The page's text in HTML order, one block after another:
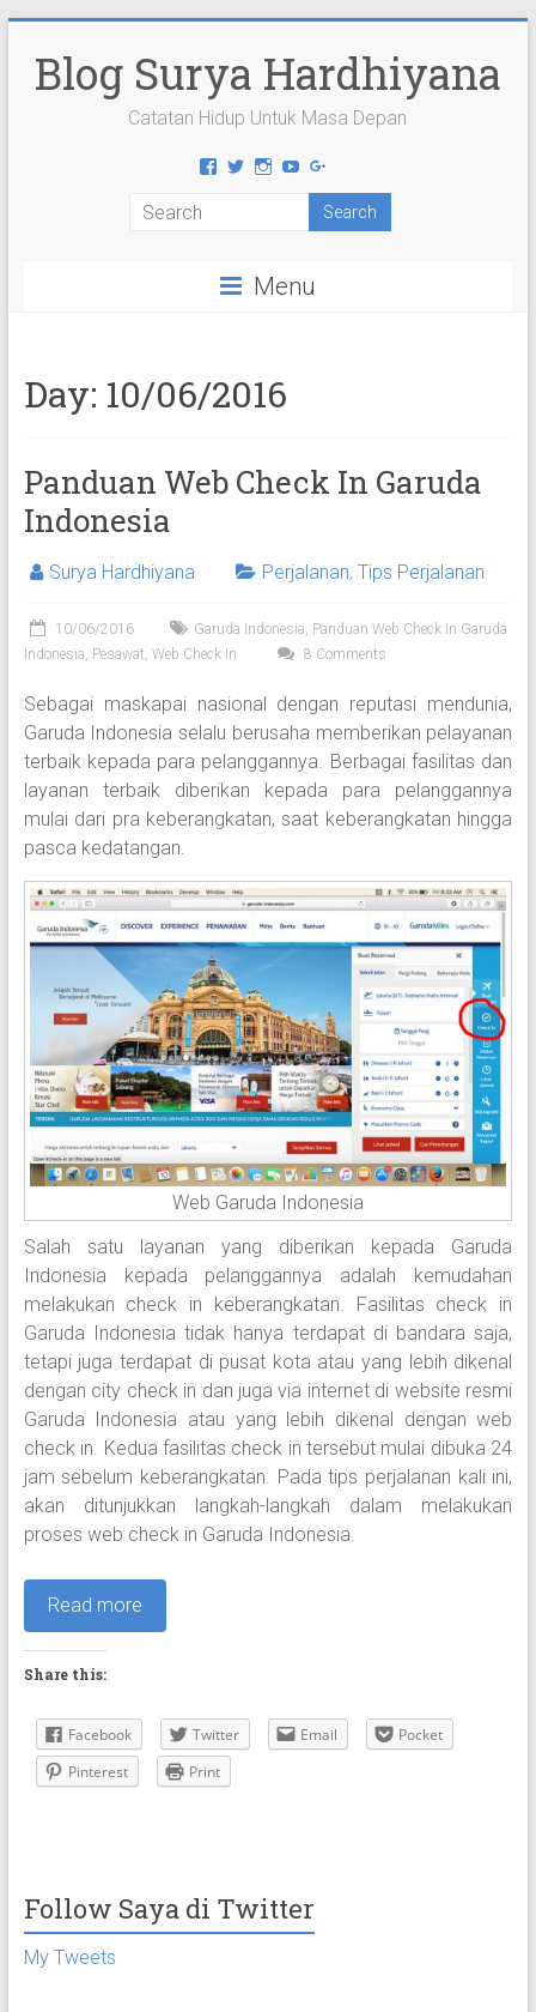
content
Blog Surya Hardhiyana
Catatan Hidup Untuk Masa Depan
ViewViewViewView
profileprofile
on
Menu
Day: 10/06/2016
Panduan Web Check In Garuda
Indonesia
Surya Hardhiyana Perjalanan, Tips Perjalanan
10/06/2016 Garuda Indonesia, Panduan Web Check In Garuda
Indonesia, Pesawat, Web Check In 8 Comments
Sebagai maskapai nasional dengan reputasi mendunia,
Garuda Indonesia selalu berusaha memberikan pelayanan
terbaik kepada para pelanggannya. Berbagai fasilitas dan
layanan terbaik diberikan kepada para pelanggannya
mulai dari pra keberangkatan, saat keberangkatan hingga
pasca kedatangan.
Web Garuda Indonesia
Salah satu layanan yang diberikan kepada Garuda
Indonesia kepada pelanggannya adalah kemudahan
melakukan check in keberangkatan. Fasilitas check in
Garuda Indonesia tidak hanya terdapat di bandara saja,
tetapi juga terdapat di pusat kota atau yang lebih dikenal
dengan city check in dan juga via internet di website resmi
Garuda Indonesia atau yang lebih dikenal dengan web
check in. Kedua fasilitas check in tersebut mulai dibuka 24
jam sebelum keberangkatan. Pada tips perjalanan kali ini,
akan ditunjukkan langkah-langkah dalam melakukan
proses web check in Garuda Indonesia.
Read more
Share this:
Facebook Twitter Email
Pocket
Pinterest
Print
Follow Saya di Twitter
My Tweets